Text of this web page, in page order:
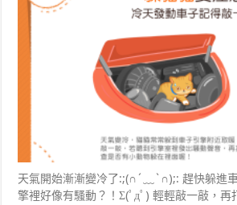
天氣開始漸漸變冷了:;(∩´﹏`∩);: 趕快躲進
擎裡好像有騷動？！Σ(ﾟдﾟ) 輕輕敲一敲，再